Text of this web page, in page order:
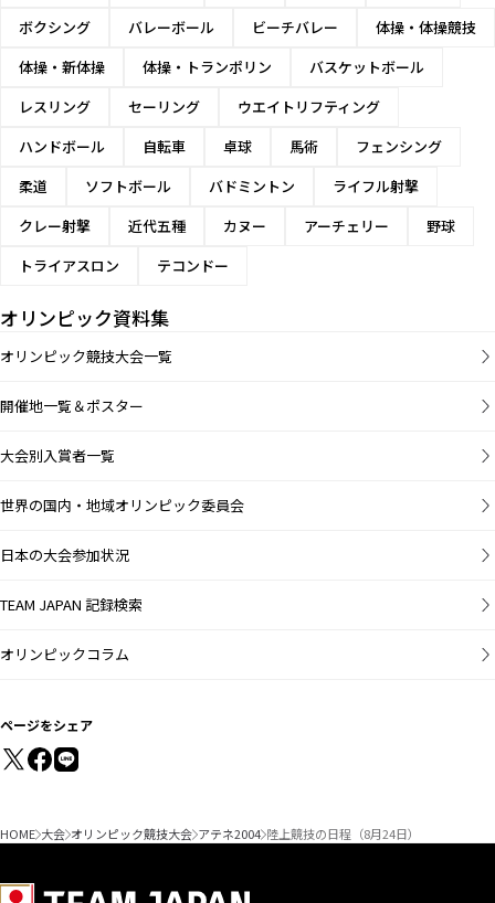
ボクシング
バレーボール ビーチバレー
体操・体操競技
体操・新体操
体操・トランポリン
バスケットボール
レスリング
セーリング
ウエイトリフティング
ハンドボール
自転車 卓球 馬術
フェンシング
柔道
ソフトボール バドミントン
ライフル射撃
クレー射撃
近代五種 カヌー アーチェリー
野球
トライアスロン
テコンドー
オリンピック資料集
オリンピック競技大会一覧
開催地一覧＆ポスター
大会別入賞者一覧
世界の国内・地域オリンピック委員会
日本の大会参加状況
TEAM JAPAN 記録検索
オリンピックコラム
ページをシェア
HOME 大会 オリンピック競技大会 アテネ2004 陸上競技の日程（8月24日）